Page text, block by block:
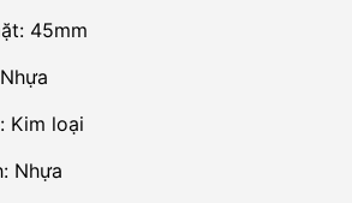
45mm
Kim loại
Nhựa